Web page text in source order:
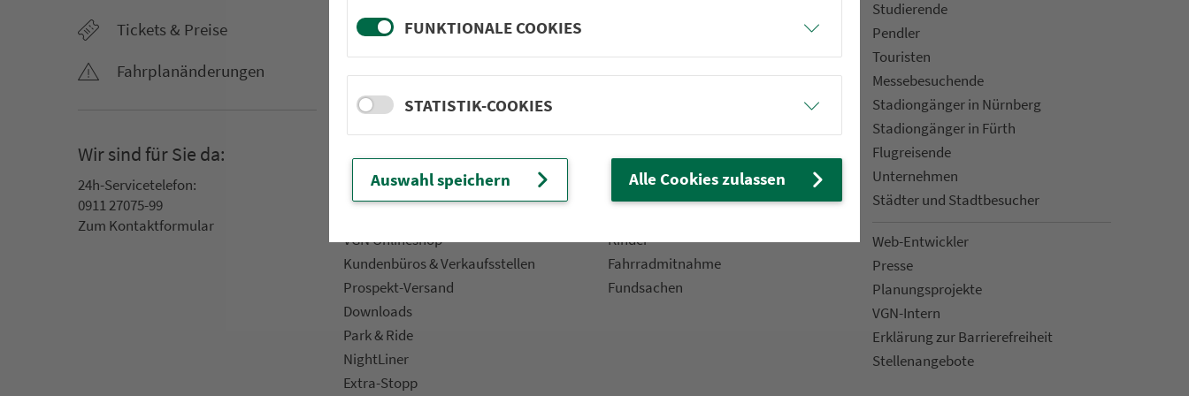
Tickets & Preise
Fahr­plan­ände­rungen
Wir sind für Sie da:
24h-Ser­vice­te­le­fon:
0911 27075-99
Zum Kon­taktformular
AST-Aus­hang­fahr­plä­ne
Li­ni­en­netze
An­ruf­sam­mel­taxi
Rufbus
Frei­zeit­li­ni­en
Genusstouren
Service
VGN On­line­shop
Kun­den­bü­ros & Ver­kaufs­stel­len
Prospekt-Versand
Downloads
Park & Ride
NightLiner
Extra-Stopp
Rat­ge­ber
Kinder
Fahr­rad­mit­nah­me
Fund­sachen
Stu­die­rende
Pendler
Touristen
Mes­se­be­suchende
Sta­di­on­gän­ger in Nürn­berg
Sta­di­on­gän­ger in Fürth
Flug­rei­sen­de
Un­ter­neh­men
Städter und Stadt­be­su­cher
Web-Entwickler
Presse
Pla­nungs­pro­jekte
VGN-Intern
Erklärung zur Bar­ri­e­re­frei­heit
Stellenan­ge­bote
FUNKTIONALE COOKIES
STATISTIK-COOKIES
Auswahl speichern Alle Cookies zulassen